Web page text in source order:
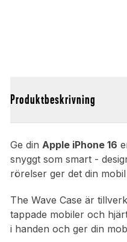
Produktbeskrivning
Ge dinApple iPhone 16
snyggt som smart -
rörelser ger det din
The Wave Case är
tappade mobiler och
i handen och ger din